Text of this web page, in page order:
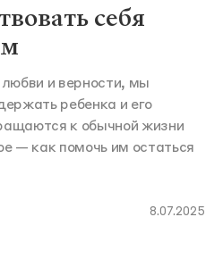
себя
и верности, мы
ребенка и его
к обычной жизни
— как помочь им остаться
8.07.2025